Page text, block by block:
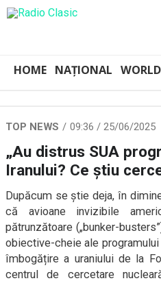
HOME NAȚIONAL WORLD
TOP NEWS 09:36 / 25/06/2025
„Au distrus SUA
Iranului? Ce știu
Dupăcum se știe deja, în
că avioane invizibile
pătrunzătoare („bunker-
obiective-cheie ale
îmbogățire a uraniului de la
centrul de cercetare